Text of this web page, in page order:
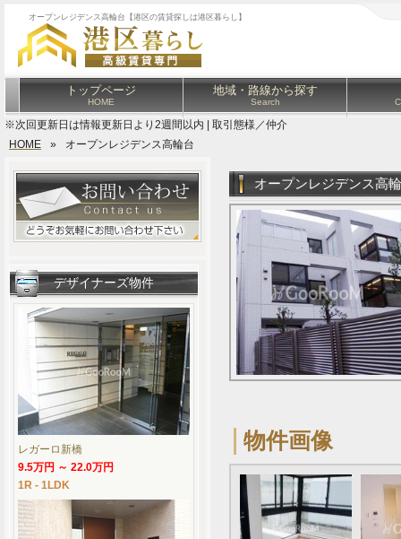
オープンレジデンス高輪台【港区の賃貸探しは港区暮らし】
トップページ
HOME
地域・路線から探す
Search
※次回更新日は情報更新日より2週間以内 | 取引態様／仲介
HOME
» オープンレジデンス高輪台
オープンレジデンス高
物件画像
デザイナーズ物件
レガーロ新橋
9.5万円 ～ 22.0万円
1R - 1LDK